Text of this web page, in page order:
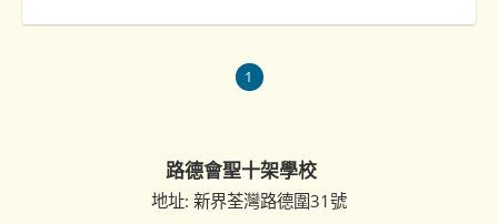
1
路德會聖十架學校
地址: 新界荃灣路德圍31號